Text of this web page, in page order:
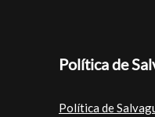
Política de
Política de